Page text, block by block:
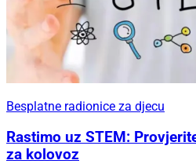
Besplatne radionice za djecu
Rastimo uz STEM:
za kolovoz